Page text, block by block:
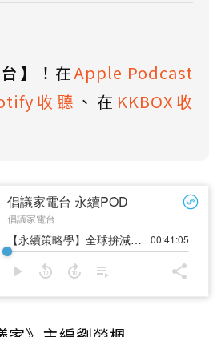
】！ 在Apple Podcast
收聽 、在 KKBOX收